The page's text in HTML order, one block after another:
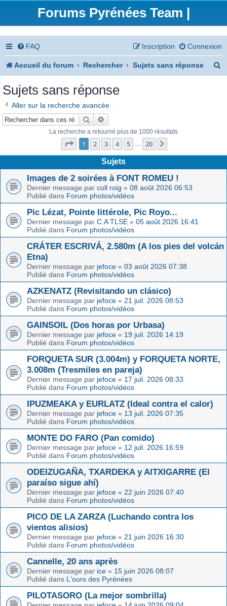
Forums Pyrénées Team |
FAQ Connexion
Inscription
Accueil du forum Rechercher Sujets sans réponse
Sujets sans réponse
Aller sur la recherche avancée
Rechercher
La recherche a retourné plus de 1000 résultats
Page 1sur20
1 2 3 4 5 … 20
Sujets
Images de 2 soirées à FONT ROMEU !
Dernier message par coll roig « 08 août 2026 06:53
Publié dans Forum photos/vidéos
Pic Lézat, Pointe littérole, Pic Royo...
Dernier message par C.A TLSE « 05 août 2026 16:41
Publié dans Forum photos/vidéos
CRÁTER ESCRIVÁ, 2.580m (A los pies del volcán
Etna)
Dernier message par jefoce « 03 août 2026 07:38
Publié dans Forum photos/vidéos
AZKENATZ (Revisitando un clásico)
Dernier message par jefoce « 21 juil. 2026 08:53
Publié dans Forum photos/vidéos
GAINSOIL (Dos horas por Urbasa)
Dernier message par jefoce « 19 juil. 2026 14:19
Publié dans Forum photos/vidéos
FORQUETA SUR (3.004m) y FORQUETA NORTE,
3.008m (Tresmiles en pareja)
Dernier message par jefoce « 17 juil. 2026 08:33
Publié dans Forum photos/vidéos
IPUZMEAKA y EURLATZ (Ideal contra el calor)
Dernier message par jefoce « 13 juil. 2026 07:35
Publié dans Forum photos/vidéos
MONTE DO FARO (Pan comido)
Dernier message par jefoce « 12 juil. 2026 16:59
Publié dans Forum photos/vidéos
ODEIZUGAÑA, TXARDEKA y AITXIGARRE (El
paraíso sigue ahí)
Dernier message par jefoce « 22 juin 2026 07:40
Publié dans Forum photos/vidéos
PICO DE LA ZARZA (Luchando contra los
vientos alisios)
Dernier message par jefoce « 21 juin 2026 16:30
Publié dans Forum photos/vidéos
Cannelle, 20 ans après
Dernier message par ice « 15 juin 2026 08:07
Publié dans L'ours des Pyrénées
PILOTASORO (La mejor sombrilla)